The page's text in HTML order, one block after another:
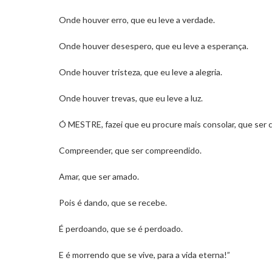
Onde houver erro, que eu leve a verdade.
Onde houver desespero, que eu leve a esperança.
Onde houver tristeza, que eu leve a alegria.
Onde houver trevas, que eu leve a luz.
Ó MESTRE, fazei que eu procure mais consolar, que ser
Compreender, que ser compreendido.
Amar, que ser amado.
Pois é dando, que se recebe.
É perdoando, que se é perdoado.
E é morrendo que se vive, para a vida eterna!”